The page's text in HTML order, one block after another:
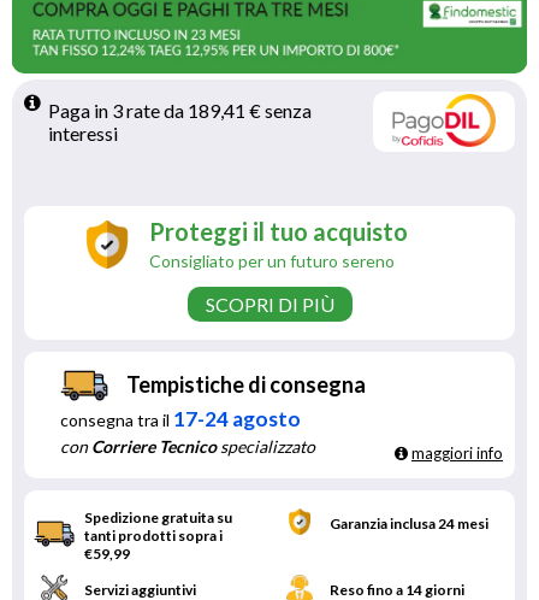
Paga in 3 rate da 189,41 € senza
interessi
Proteggi il tuo acquisto
Consigliato per un futuro sereno
SCOPRI DI PIÙ
Tempistiche di consegna
consegna tra il 17-24 agosto
conCorriere Tecnicospecializzato maggiori info
Spedizione gratuita su
tanti prodotti sopra i
€59,99
Garanzia inclusa 24 mesi
Servizi aggiuntivi Reso fino a 14 giorni